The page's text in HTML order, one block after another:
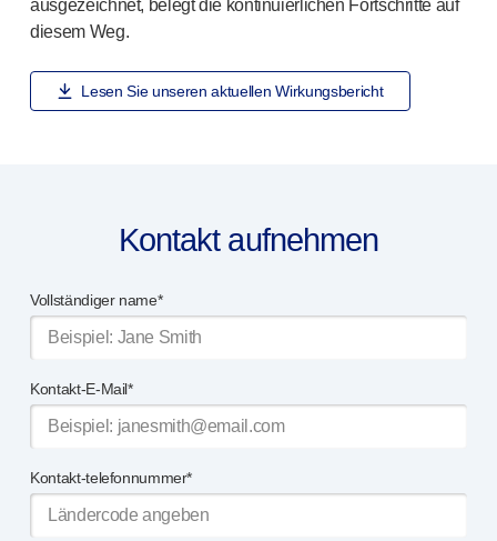
ausgezeichnet, belegt die kontinuierlichen Fortschritte auf
diesem Weg.
Lesen Sie unseren aktuellen Wirkungsbericht
Kontakt aufnehmen
Vollständiger name*
Kontakt-E-Mail*
Kontakt-telefonnummer*